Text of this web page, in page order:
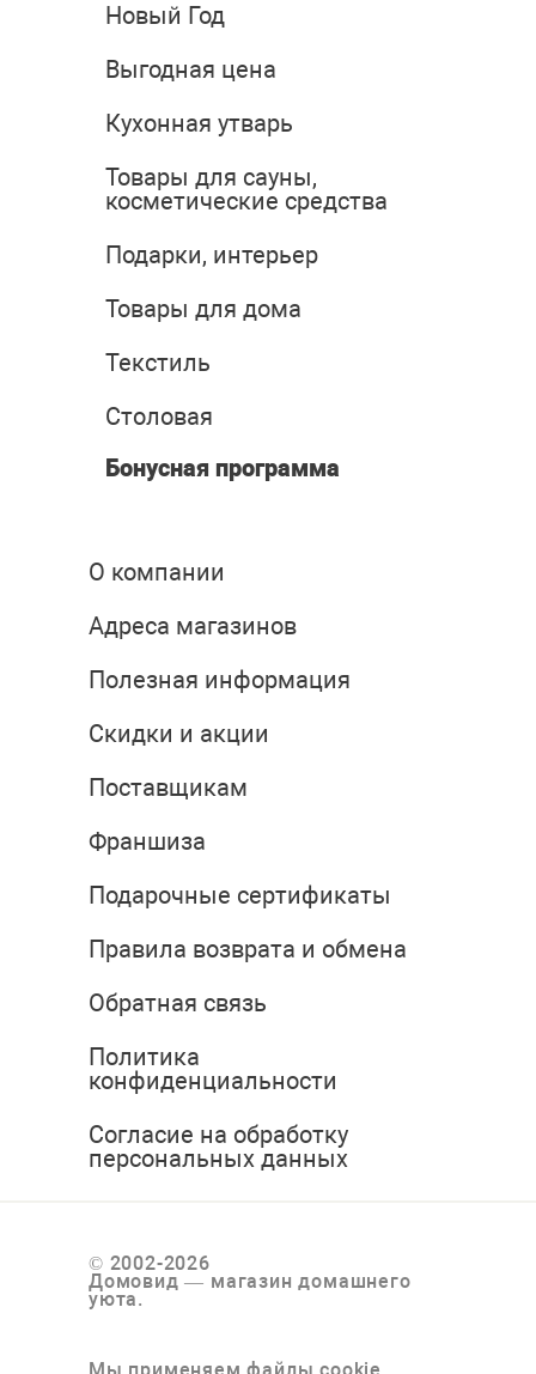
Новый Год
Выгодная цена
Кухонная утварь
Товары для сауны,
косметические средства
Подарки, интерьер
Товары для дома
Текстиль
Столовая
Бонусная программа
О компании
Адреса магазинов
Полезная информация
Скидки и акции
Поставщикам
Франшиза
Подарочные сертификаты
Правила возврата и обмена
Обратная связь
Политика
конфиденциальности
Согласие на обработку
персональных данных
© 2002-2026
Домовид — магазин домашнего
уюта.